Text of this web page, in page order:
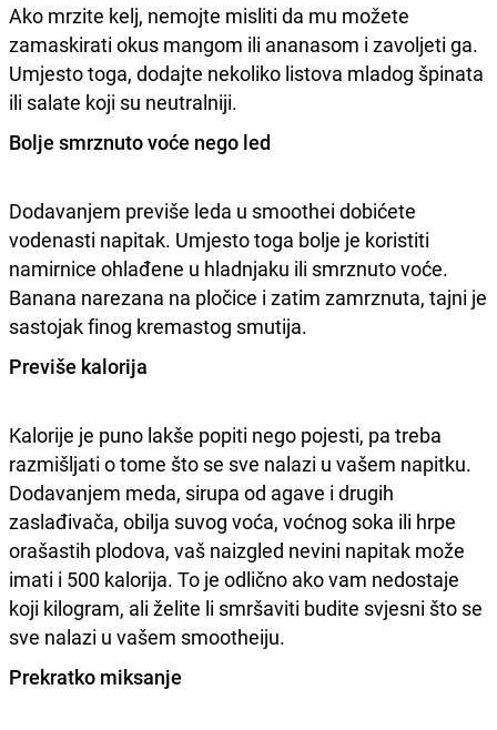
Ako mrzite kelj, nemojte misliti da mu možete
zamaskirati okus mangom ili ananasom i zavoljeti ga.
Umjesto toga, dodajte nekoliko listova mladog špinata
ili salate koji su neutralniji.
Bolje smrznuto voće nego led
Dodavanjem previše leda u smoothei dobićete
vodenasti napitak. Umjesto toga bolje je koristiti
namirnice ohlađene u hladnjaku ili smrznuto voće.
Banana narezana na pločice i zatim zamrznuta, tajni je
sastojak finog kremastog smutija.
Previše kalorija
Kalorije je puno lakše popiti nego pojesti, pa treba
razmišljati o tome što se sve nalazi u vašem napitku.
Dodavanjem meda, sirupa od agave i drugih
zaslađivača, obilja suvog voća, voćnog soka ili hrpe
orašastih plodova, vaš naizgled nevini napitak može
imati i 500 kalorija. To je odlično ako vam nedostaje
koji kilogram, ali želite li smršaviti budite svjesni što se
sve nalazi u vašem smootheiju.
Prekratko miksanje